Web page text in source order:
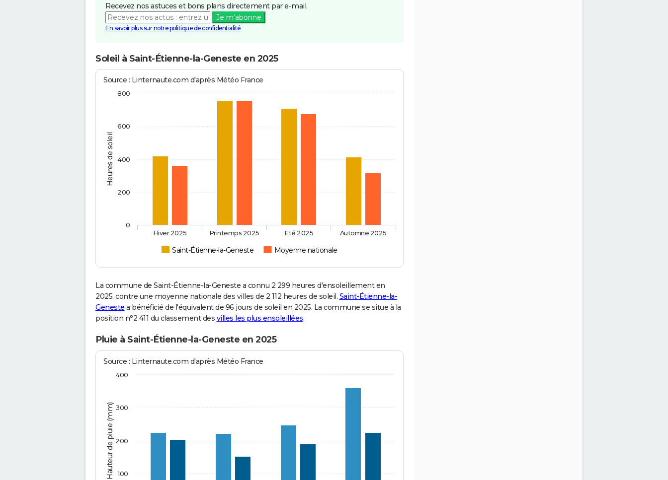
Recevez nos astuces et bons plans directement par e-mail.
Je m'abonne
En savoir plus sur notre politique de confidentialité
Soleil à Saint-Étienne-la-Geneste en 2025
Heures de soleil
Source : Linternaute.com d'après Météo France
Saint-Étienne-la-Geneste Moyenne nationale
Hiver 2025 Printemps 2025 Eté 2025 Automne 2025
0
200
400
600
800
La commune de Saint-Étienne-la-Geneste a connu 2 299 heures d'ensoleillement en
2025, contre une moyenne nationale des villes de 2 112 heures de soleil. Saint-Étienne-la-
Geneste a bénéficié de l'équivalent de 96 jours de soleil en 2025. La commune se situe à la
position n°2 411 du classement des villes les plus ensoleillées.
Pluie à Saint-Étienne-la-Geneste en 2025
Hauteur de pluie (mm)
Source : Linternaute.com d'après Météo France
100
200
300
400